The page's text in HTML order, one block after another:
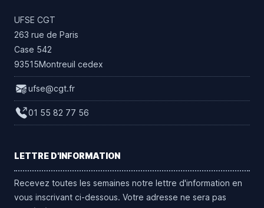
UFSE CGT
263 rue de Paris
Case 542
93515Montreuil cedex
ufse@cgt.fr
01 55 82 77 56
LETTRE D'INFORMATION
Recevez toutes les semaines notre lettre d'information en
vous inscrivant ci-dessous. Votre adresse ne sera pas